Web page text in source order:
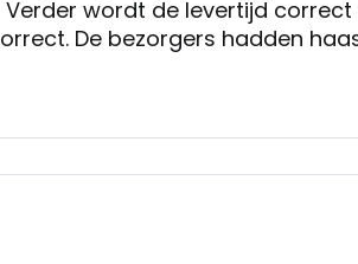
Verder wordt de levertijd
De bezorgers hadden